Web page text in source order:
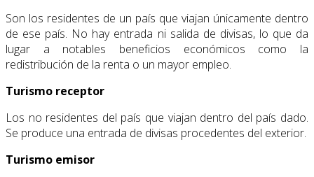
Son los residentes de un país que viajan únicamente dentro
de ese país. No hay entrada ni salida de divisas, lo que da
lugar a notables beneficios económicos como la
redistribución de la renta o un mayor empleo.
Turismo receptor
Los no residentes del país que viajan dentro del país dado.
Se produce una entrada de divisas procedentes del exterior.
Turismo emisor